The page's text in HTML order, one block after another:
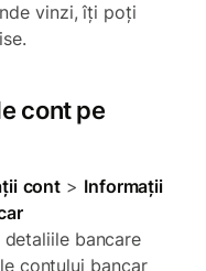
vinzi, îți poți
cont pe
cont > Informații
bancare
contului bancar